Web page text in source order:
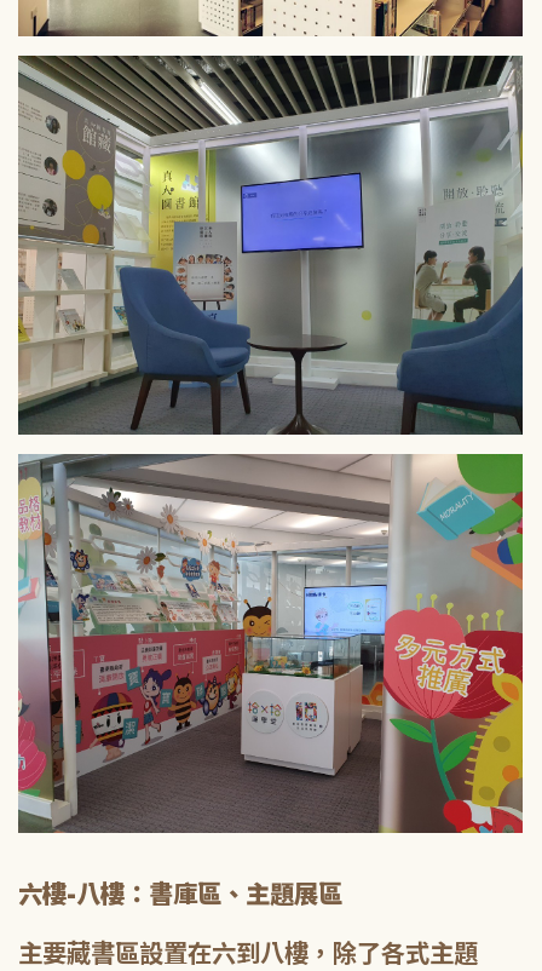
六樓-八樓：書庫區、主題展區
主要藏書區設置在六到八樓，除了各式主題